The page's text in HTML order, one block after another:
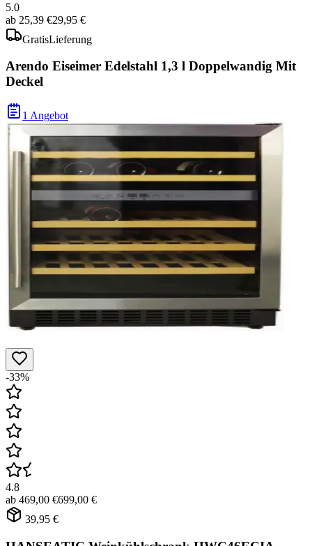
5.0
ab 25,39 €29,95 €
GratisLieferung
Arendo Eiseimer Edelstahl 1,3 l Doppelwandig Mit
Deckel
1 Angebot
-33%
4.8
ab 469,00 €699,00 €
39,95 €